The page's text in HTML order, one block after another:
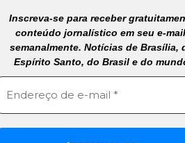
Inscreva-se para receber
conteúdo jornalístico em seu e-
semanalmente. Notícias de Brasília,
Espírito Santo, do Brasil e do